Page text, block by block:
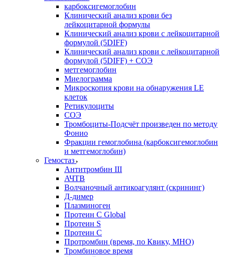
карбоксигемоглобин
Клинический анализ крови без
лейкоцитарной формулы
Клинический анализ крови с лейкоцитарной
формулой (5DIFF)
Клинический анализ крови с лейкоцитарной
формулой (5DIFF) + СОЭ
метгемоглобин
Миелограмма
Микроскопия крови на обнаружения LE
клеток
Ретикулоциты
СОЭ
Тромбоциты-Подсчёт произведен по методу
Фонио
Фракции гемоглобина (карбоксигемоглобин
и метгемоглобин)
Гемостаз
Антитромбин III
АЧТВ
Волчаночный антикоагулянт (скрининг)
Д-димер
Плазминоген
Протеин C Global
Протеин S
Протеин С
Протромбин (время, по Квику, МНО)
Тромбиновое время